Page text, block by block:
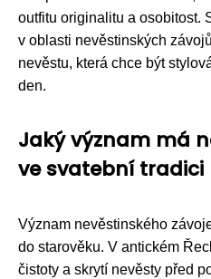
outfitu originalitu a osobitost.
v oblasti nevěstinských
nevěstu, která chce být
den.
Jaký význam má
ve svatební tradici
Význam nevěstinského
do starověku. V antickém
čistoty a skrytí nevěsty před